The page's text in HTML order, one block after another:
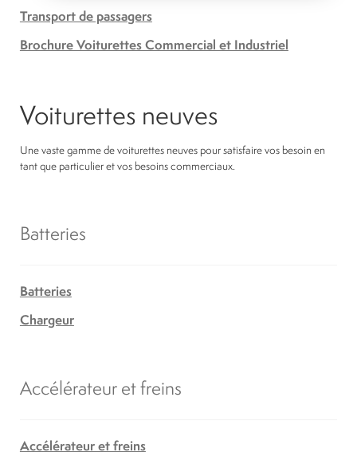
Transport de passagers
Brochure Voiturettes Commercial et Industriel
Voiturettes neuves
Une vaste gamme de voiturettes neuves pour satisfaire vos besoin en
tant que particulier et vos besoins commerciaux.
Batteries
Batteries
Chargeur
Accélérateur et freins
Accélérateur et freins